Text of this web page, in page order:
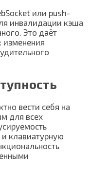
или push-
инвалидации кэша
Это даёт
изменения
вести себя на
для всех
клавиатурную